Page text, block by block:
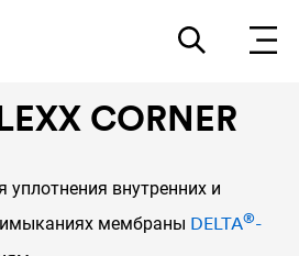
CORNER
внутренних и
мембраны DELTA®-